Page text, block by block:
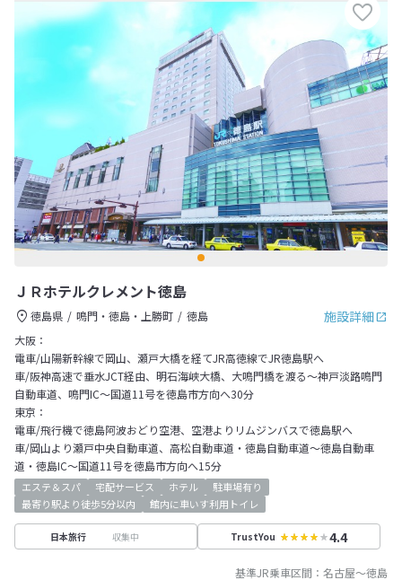
ＪＲホテルクレメント徳島
施設詳細
徳島県 鳴門・徳島・上勝町
徳島
大阪：
電車/山陽新幹線で岡山、瀬戸大橋を経てJR高徳線でJR徳島駅へ
車/阪神高速で垂水JCT経由、明石海峡大橋、大鳴門橋を渡る～神戸淡路鳴門
自動車道、鳴門IC～国道11号を徳島市方向へ30分
東京：
電車/飛行機で徳島阿波おどり空港、空港よりリムジンバスで徳島駅へ
車/岡山より瀬戸中央自動車道、高松自動車道・徳島自動車道～徳島自動車
道・徳島IC～国道11号を徳島市方向へ15分
エステ＆スパ 宅配サービス ホテル
駐車場有り
最寄り駅より徒歩5分以内
館内に車いす利用トイレ
日本旅行 収集中 TrustYou 4.4
基準JR乗車区間： 名古屋～徳島